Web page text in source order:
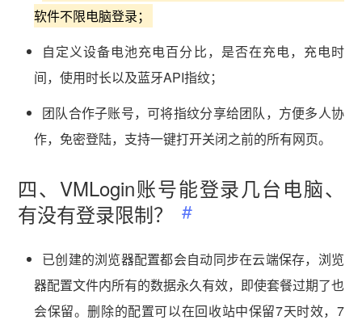
软件不限电脑登录；
自定义设备电池充电百分比，是否在充电，充电时
间，使用时长以及蓝牙API指纹；
团队合作子账号，可将指纹分享给团队，方便多人协
作，免密登陆，支持一键打开关闭之前的所有网页。
四、VMLogin账号能登录几台电脑、
有没有登录限制？
已创建的浏览器配置都会自动同步在云端保存，浏览
器配置文件内所有的数据永久有效，即使套餐过期了也
会保留。删除的配置可以在回收站中保留7天时效，7